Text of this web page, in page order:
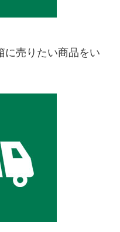
に売りたい商品をい